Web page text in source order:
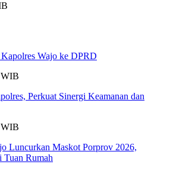
Wajo ke DPRD
WIB
Perkuat Sinergi Keamanan dan
WIB
Luncurkan Maskot Porprov 2026,
Tuan Rumah